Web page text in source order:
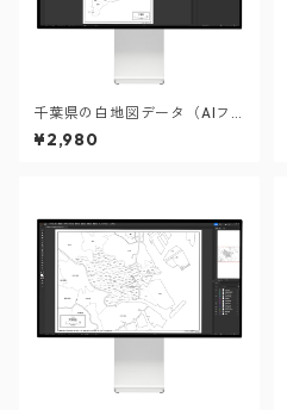
千葉県の白地図データ（AIフ
ァイル）
¥2,980